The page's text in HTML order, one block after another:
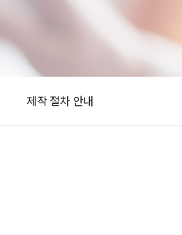
제작 절차 안내